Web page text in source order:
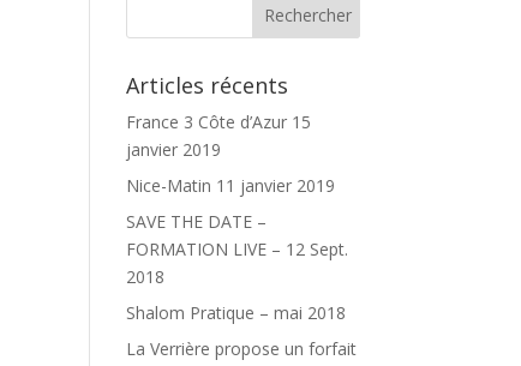
Articles récents
France 3 Côte d’Azur 15
janvier 2019
Nice-Matin 11 janvier 2019
SAVE THE DATE –
FORMATION LIVE – 12 Sept.
2018
Shalom Pratique – mai 2018
La Verrière propose un forfait